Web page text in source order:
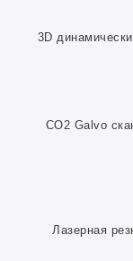
3D
CO2 Galvo
Лазерная